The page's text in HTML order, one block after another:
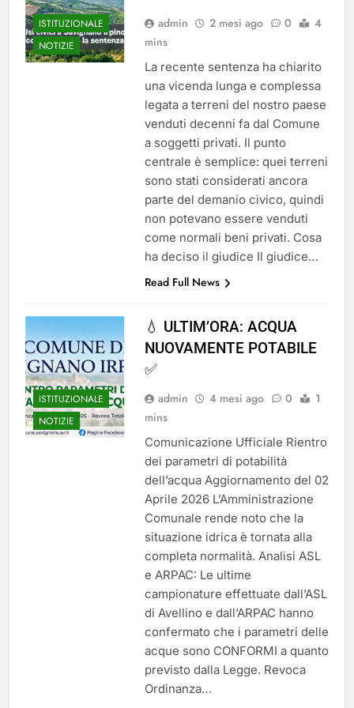
ISTITUZIONALE
NOTIZIE
admin 2 mesi ago 0
4
mins
La recente sentenza ha chiarito
una vicenda lunga e complessa
legata a terreni del nostro paese
venduti decenni fa dal Comune
a soggetti privati. Il punto
centrale è semplice: quei terreni
sono stati considerati ancora
parte del demanio civico, quindi
non potevano essere venduti
come normali beni privati. Cosa
ha deciso il giudice Il giudice…
Read Full News
ISTITUZIONALE
NOTIZIE
💧 ULTIM’ORA: ACQUA
NUOVAMENTE POTABILE
✅
admin 4 mesi ago 0
1
mins
Comunicazione Ufficiale Rientro
dei parametri di potabilità
dell’acqua Aggiornamento del 02
Aprile 2026 L’Amministrazione
Comunale rende noto che la
situazione idrica è tornata alla
completa normalità. Analisi ASL
e ARPAC: Le ultime
campionature effettuate dall’ASL
di Avellino e dall’ARPAC hanno
confermato che i parametri delle
acque sono CONFORMI a quanto
previsto dalla Legge. Revoca
Ordinanza…